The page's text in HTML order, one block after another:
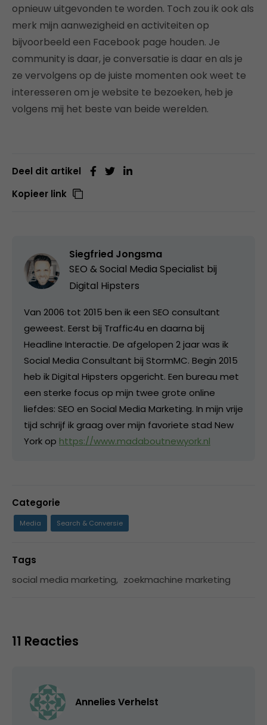
opnieuw uitgevonden te worden. Toch zou ik ook als
merk mijn aanwezigheid en activiteiten op
bijvoorbeeld een Facebook page houden. Je
community is daar, je conversatie is daar en als je
ze vervolgens op de juiste momenten ook weet te
interesseren om je website te bezoeken, heb je
volgens mij het beste van beide werelden.
Deel dit artikel
Kopieer link
Siegfried Jongsma
SEO & Social Media Specialist bij
Digital Hipsters
Van 2006 tot 2015 ben ik een SEO consultant
geweest. Eerst bij Traffic4u en daarna bij
Headline Interactie. De afgelopen 2 jaar was ik
Social Media Consultant bij StormMC. Begin 2015
heb ik Digital Hipsters opgericht. Een bureau met
een sterke focus op mijn twee grote online
liefdes: SEO en Social Media Marketing. In mijn vrije
tijd schrijf ik graag over mijn favoriete stad New
York op https://www.madaboutnewyork.nl
Categorie
Media Search & Conversie
Tags
social media marketing, zoekmachine marketing
11 Reacties
Annelies Verhelst